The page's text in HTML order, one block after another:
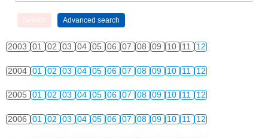
2003 01 02 03 04 05 06 07 08 09 10 11 12
2004 01 02 03 04 05 06 07 08 09 10 11 12
2005 01 02 03 04 05 06 07 08 09 10 11 12
2006 01 02 03 04 05 06 07 08 09 10 11 12